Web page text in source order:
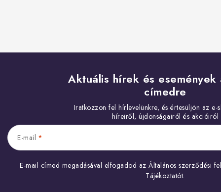
Aktuális hírek és események
címedre
E-mail
E-mail címed megadásával elfogadod az Általános szerződési
Tájékoztatót.